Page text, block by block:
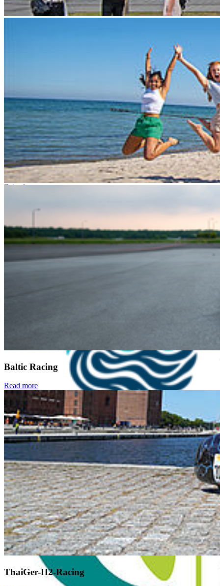
Baltic Racing
Read more
ThaiGer-H2-Racing
Fakultät für Maschinenbau
Dienstleistungsportal "e-HOST"
Studien- und Prüfungsportal (SuP)
B-ite
Webmailer
Moodle
Zeiterfassung